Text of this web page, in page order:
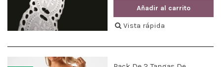
Añadir al carrito
Vista rápida